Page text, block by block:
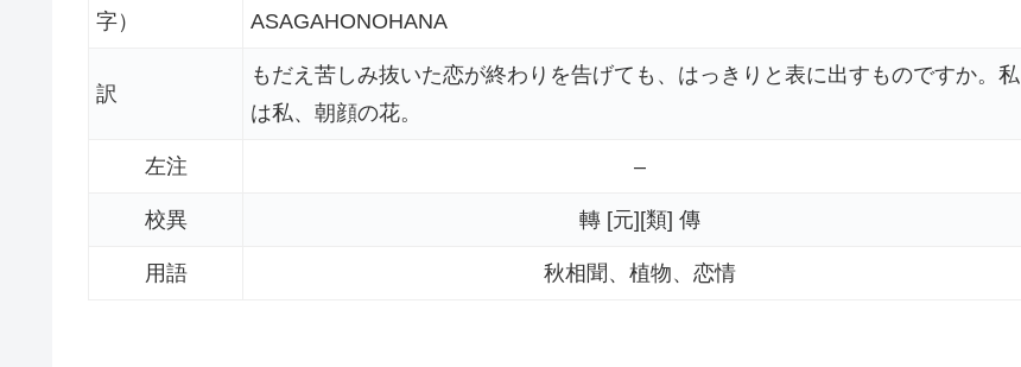
字）
ASAGAHONOHANA
訳
もだえ苦しみ抜いた恋が終わりを告げても、はっきりと表に出すものですか。私
は私、朝顔の花。
左注 –
校異 轉 [元][類] 傳
用語 秋相聞、植物、恋情